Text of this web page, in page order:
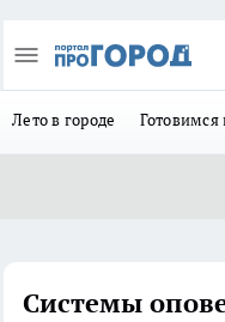
Лето в городе Готовимся
Системы